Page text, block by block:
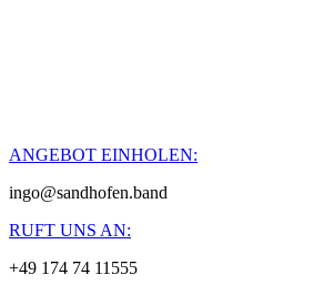
ANGEBOT EINHOLEN:
ingo@sandhofen.band
RUFT UNS AN:
+49 174 74 11555